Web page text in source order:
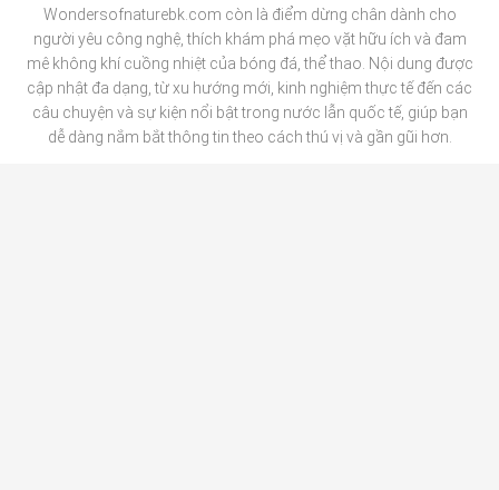
Wondersofnaturebk.com còn là điểm dừng chân dành cho
người yêu công nghệ, thích khám phá mẹo vặt hữu ích và đam
mê không khí cuồng nhiệt của bóng đá, thể thao. Nội dung được
cập nhật đa dạng, từ xu hướng mới, kinh nghiệm thực tế đến các
câu chuyện và sự kiện nổi bật trong nước lẫn quốc tế, giúp bạn
dễ dàng nắm bắt thông tin theo cách thú vị và gần gũi hơn.